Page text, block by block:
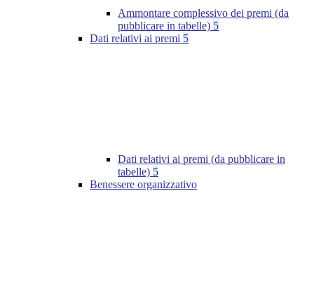
Ammontare complessivo dei premi (da
pubblicare in tabelle) 5
Dati relativi ai premi 5
Dati relativi ai premi (da pubblicare in
tabelle) 5
Benessere organizzativo